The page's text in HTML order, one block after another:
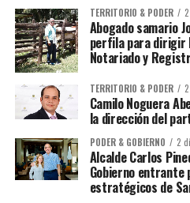
TERRITORIO & PODER
Abogado samario
perfila para dirigir
Notariado y
TERRITORIO & PODER
Camilo Noguera
la dirección del
PODER & GOBIERNO 2
Alcalde Carlos
Gobierno
estratégicos de